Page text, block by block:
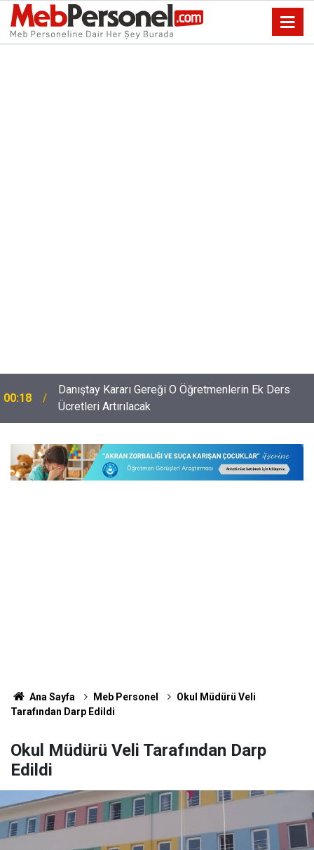
00:18
Danıştay Kararı Gereği O Öğretmenlerin Ek Ders
Ücretleri Artırılacak
Ana Sayfa Meb Personel
Okul Müdürü Veli
Tarafından Darp Edildi
Okul Müdürü Veli Tarafından Darp
Edildi